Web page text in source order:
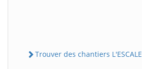
Trouver des chantiers L'ESCALE